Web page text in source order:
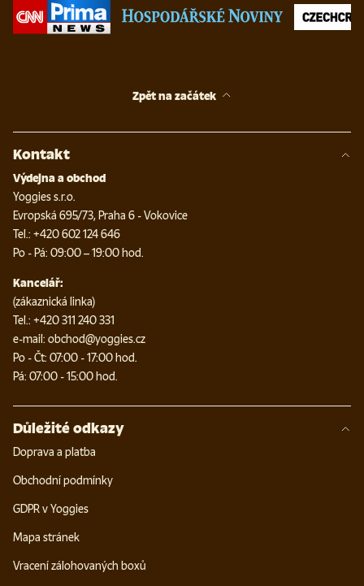
Zpět na začátek
Kontakt
Výdejna a obchod
Yoggies s.r.o.
Evropská 695/73, Praha 6 - Vokovice
Tel.: +420 602 124 646
Po - Pá: 09:00 – 19:00 hod.
Kancelář:
(zákaznická linka)
Tel.: +420 311 240 331
e-mail: obchod@yoggies.cz
Po - Čt: 07:00 - 17:00 hod.
Pá: 07:00 - 15:00 hod.
Důležité odkazy
Doprava a platba
Obchodní podmínky
GDPR v Yoggies
Mapa stránek
Vracení zálohovaných boxů